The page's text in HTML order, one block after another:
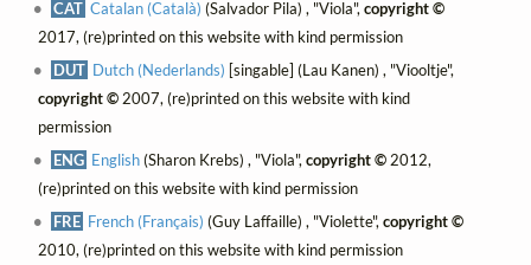
CAT Catalan (Català) (Salvador Pila) , "Viola",copyright ©
2017, (re)printed on this website with kind permission
DUT Dutch (Nederlands) [singable] (Lau Kanen) , "Viooltje",
copyright ©2007, (re)printed on this website with kind
permission
ENG English(Sharon Krebs) , "Viola",copyright ©2012,
(re)printed on this website with kind permission
FRE French (Français) (Guy Laffaille) , "Violette",copyright ©
2010, (re)printed on this website with kind permission